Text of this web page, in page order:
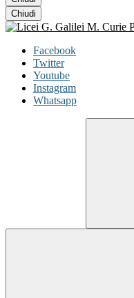
Chiudi
Facebook
Twitter
Youtube
Instagram
Whatsapp